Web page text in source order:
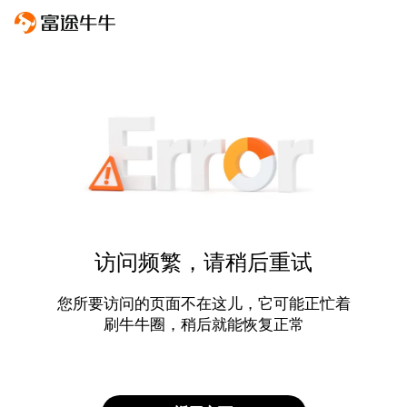
访问频繁，请稍后重试
您所要访问的页面不在这儿，它可能正忙着
刷牛牛圈，稍后就能恢复正常